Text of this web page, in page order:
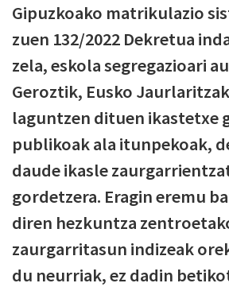
Gipuzkoako matrikulazio
zuen 132/2022 Dekretua
zela, eskola segregazioari
Geroztik, Eusko
laguntzen dituen ikastetxe
publikoak ala itunpekoak,
daude ikasle
gordetzera. Eragin eremu
diren hezkuntza
zaurgarritasun indizeak
du neurriak, ez dadin